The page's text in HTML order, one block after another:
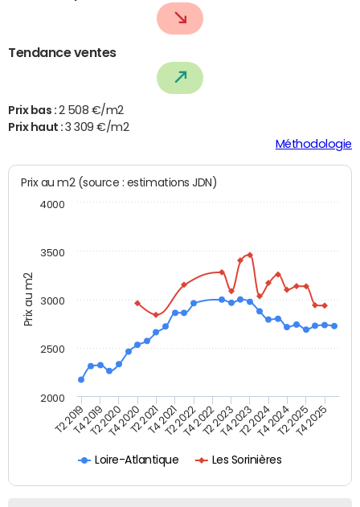
Tendance ventes
Prix bas : 2 508 €/m2
Prix haut :3 309 €/m2
Méthodologie
Prix au m2
Prix au m2 (source : estimations JDN)
Loire-Atlantique Les Sorinières
T2 2019T4 2019T2 2020T4 2020T2 2021T4 2021T2 2022T4 2022T2 2023T4 2023T2 2024T4 2024T2 2025T4 2025
2000
2500
3000
3500
4000